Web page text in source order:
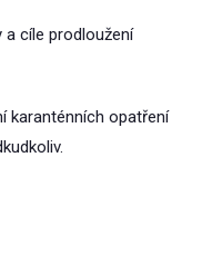
cíle prodloužení
karanténních opatření